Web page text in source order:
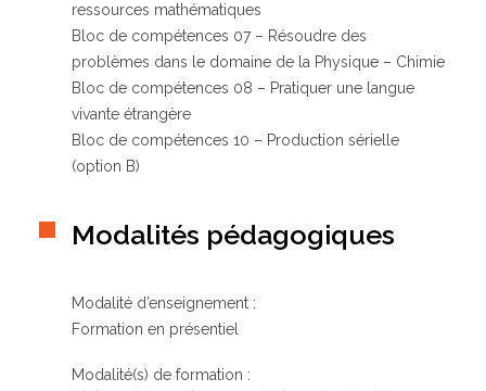
ressources mathématiques
Bloc de compétences 07 – Résoudre des
problèmes dans le domaine de la Physique – Chimie
Bloc de compétences 08 – Pratiquer une langue
vivante étrangère
Bloc de compétences 10 – Production sérielle
(option B)
Modalités pédagogiques
Modalité d’enseignement :
Formation en présentiel
Modalité(s) de formation :